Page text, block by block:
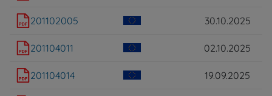
201102005 30.10.2025
201104011 02.10.2025
201104014 19.09.2025